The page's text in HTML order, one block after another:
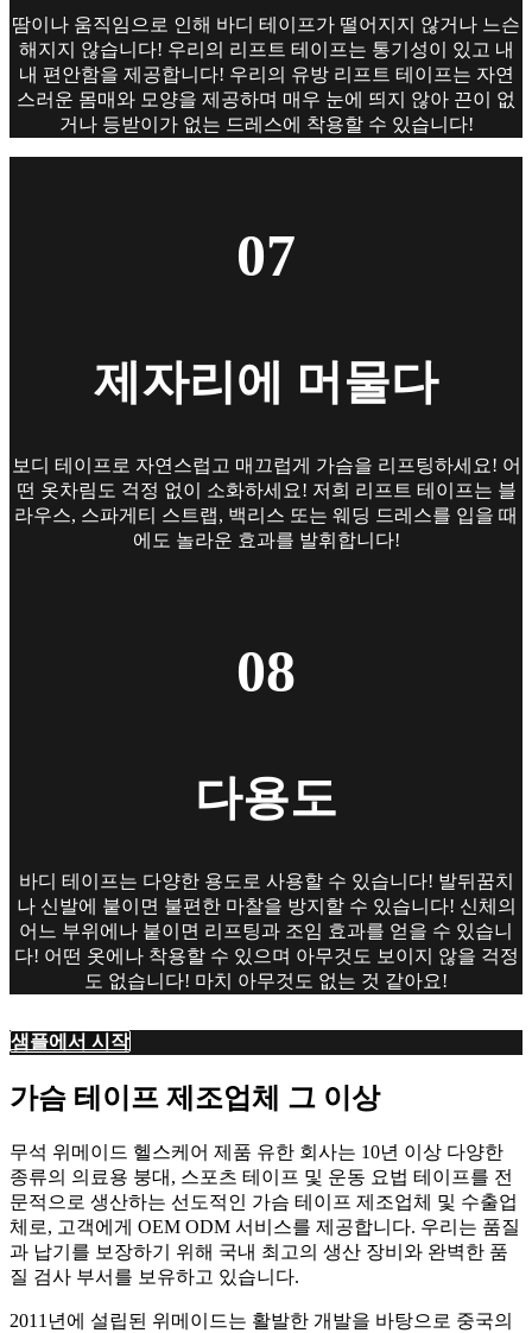
땀이나 움직임으로 인해 바디 테이프가 떨어지지 않거나 느슨
해지지 않습니다! 우리의 리프트 테이프는 통기성이 있고 내
내 편안함을 제공합니다! 우리의 유방 리프트 테이프는 자연
스러운 몸매와 모양을 제공하며 매우 눈에 띄지 않아 끈이 없
거나 등받이가 없는 드레스에 착용할 수 있습니다!
07
제자리에 머물다
보디 테이프로 자연스럽고 매끄럽게 가슴을 리프팅하세요! 어
떤 옷차림도 걱정 없이 소화하세요! 저희 리프트 테이프는 블
라우스, 스파게티 스트랩, 백리스 또는 웨딩 드레스를 입을 때
에도 놀라운 효과를 발휘합니다!
08
다용도
바디 테이프는 다양한 용도로 사용할 수 있습니다! 발뒤꿈치
나 신발에 붙이면 불편한 마찰을 방지할 수 있습니다! 신체의
어느 부위에나 붙이면 리프팅과 조임 효과를 얻을 수 있습니
다! 어떤 옷에나 착용할 수 있으며 아무것도 보이지 않을 걱정
도 없습니다! 마치 아무것도 없는 것 같아요!
샘플에서 시작
가슴 테이프 제조업체 그 이상
무석 위메이드 헬스케어 제품 유한 회사는 10년 이상 다양한
종류의 의료용 붕대, 스포츠 테이프 및 운동 요법 테이프를 전
문적으로 생산하는 선도적인 가슴 테이프 제조업체 및 수출업
체로, 고객에게 OEM ODM 서비스를 제공합니다. 우리는 품질
과 납기를 보장하기 위해 국내 최고의 생산 장비와 완벽한 품
질 검사 부서를 보유하고 있습니다.
2011년에 설립된 위메이드는 활발한 개발을 바탕으로 중국의